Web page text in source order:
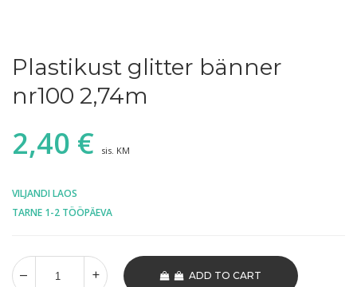
Plastikust glitter bänner
nr100 2,74m
2,40 € sis. KM
VILJANDI LAOS
TARNE 1-2 TÖÖPÄEVA
ADD TO CART